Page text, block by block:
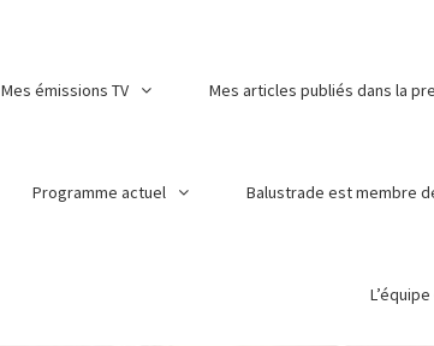
Mes émissions TV Mes articles publiés dans la
Programme actuel Balustrade est membre